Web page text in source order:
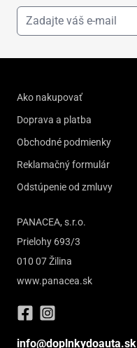
Ako nakupovať
Doprava a platba
Obchodné podmienky
Reklamačný formulár
Odstúpenie od zmluvy
PANACEA, s.r.o.
Prielohy 693/3
010 07 Žilina
www.panacea.sk
info@doplnkydoauta.sk